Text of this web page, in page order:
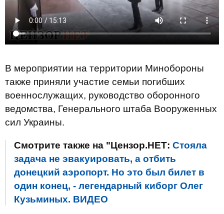
В мероприятии на территории Минобороны
также приняли участие семьи погибших
военнослужащих, руководство оборонного
ведомства, Генерального штаба Вооруженных
сил Украины.
Смотрите также на "Цензор.НЕТ: Стояла
задача не эвакуировать, а отбить
донецкий аэропорт. Но это был билет в
один конец, - легендарный киборг Олег
Кузьминых. ВИДЕО